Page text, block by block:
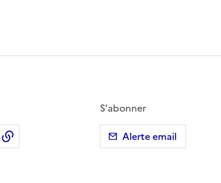
Twitter)
LinkedInpar email
Copier dans le presse-papier
S'abonner
Alerte email